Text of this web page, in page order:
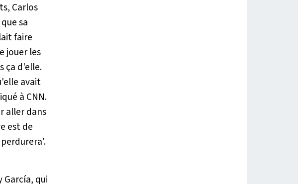
Carlos
sa
faire
jouer les
ça d'elle.
avait
à CNN.
aller dans
est de
qui